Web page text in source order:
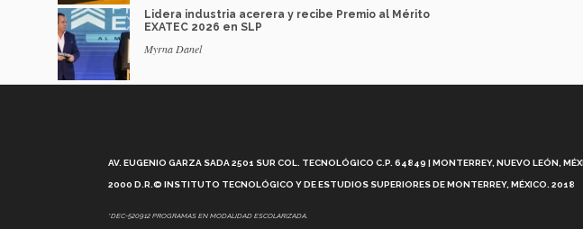
Lidera industria acerera y recibe Premio al Mérito
EXATEC 2026 en SLP
Myrna Danel
AV. EUGENIO GARZA SADA 2501 SUR COL. TECNOLÓGICO C.P. 64849 | MONTERREY, NUEVO LEÓN,
2000 D.R.© INSTITUTO TECNOLÓGICO Y DE ESTUDIOS SUPERIORES DE MONTERREY, MÉXICO. 2018
*DEC-520912 PROGRAMAS EN MODALIDAD ESCOLARIZADA.